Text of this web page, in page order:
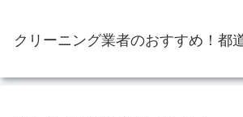
クリーニング業者のおすすめ！都